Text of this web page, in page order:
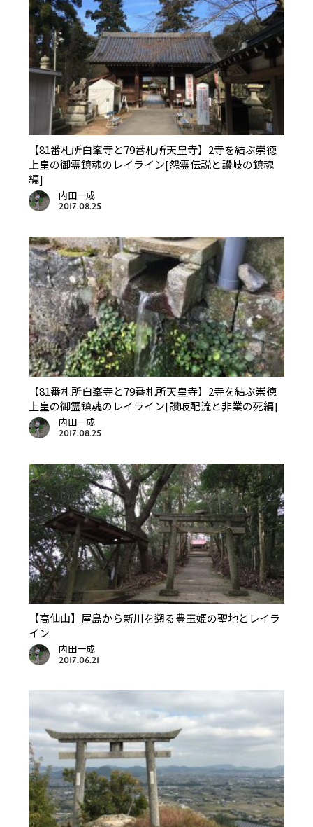
【81番札所白峯寺と79番札所天皇寺】2寺を結ぶ崇徳
上皇の御霊鎮魂のレイライン[怨霊伝説と讃岐の鎮魂
編]
内田一成
2017.08.25
【81番札所白峯寺と79番札所天皇寺】2寺を結ぶ崇徳
上皇の御霊鎮魂のレイライン[讃岐配流と非業の死編]
内田一成
2017.08.25
【高仙山】屋島から新川を遡る豊玉姫の聖地とレイラ
イン
内田一成
2017.06.21